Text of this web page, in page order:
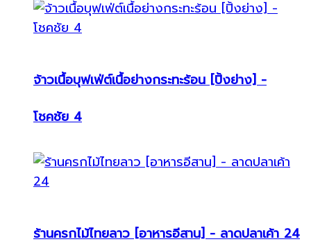
จ้าวเนื้อบุฟเฟ่ต์เนื้อย่างกระทะร้อน [ปิ้งย่าง] -
โชคชัย 4
ร้านครกไม้ไทยลาว [อาหารอีสาน] - ลาดปลาเค้า 24